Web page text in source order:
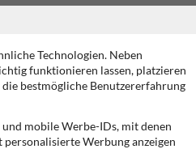
Rückseite (Verkehrs)grau /
Wahl zwischen den (höchst)
In mehreren Größen erhältlich
Produktionsprozess gemäß
Ausgestattet mit UV-
Material aus Dibond®traffic,
Erhältlich in flach oder mit
Technologien. Neben
funktionieren lassen, platzieren
bestmögliche Benutzererfahrung
mobile Werbe-IDs, mit denen
Werbung anzeigen